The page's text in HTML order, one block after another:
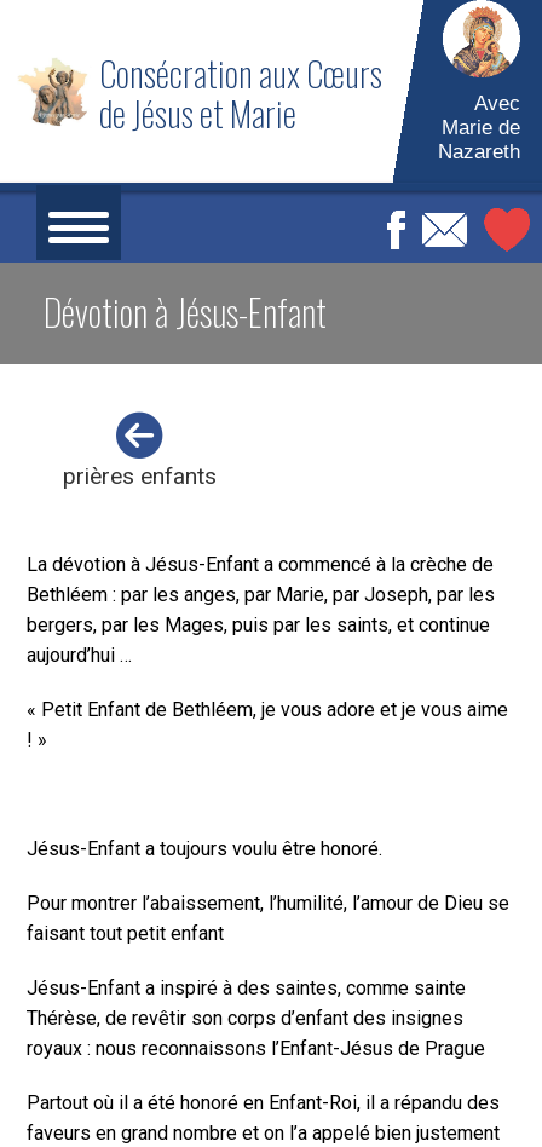
content
Consécration aux Cœurs
de Jésus et Marie
Avec
Marie de
Nazareth
Dévotion à Jésus-Enfant
prières enfants
La dévotion à Jésus-Enfant a commencé à la crèche de
Bethléem : par les anges, par Marie, par Joseph, par les
bergers, par les Mages, puis par les saints, et continue
aujourd’hui …
« Petit Enfant de Bethléem, je vous adore et je vous aime
! »
Jésus-Enfant a toujours voulu être honoré.
Pour montrer l’abaissement, l’humilité, l’amour de Dieu se
faisant tout petit enfant
Jésus-Enfant a inspiré à des saintes, comme sainte
Thérèse, de revêtir son corps d’enfant des insignes
royaux : nous reconnaissons l’Enfant-Jésus de Prague
Partout où il a été honoré en Enfant-Roi, il a répandu des
faveurs en grand nombre et on l’a appelé bien justement